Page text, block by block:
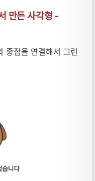
만든 사각형 -
중점을 연결해서 그린